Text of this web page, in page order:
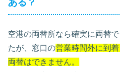
ある？
空港の両替所なら確実に両替
たが、窓口の営業時間外に到
両替はできません。